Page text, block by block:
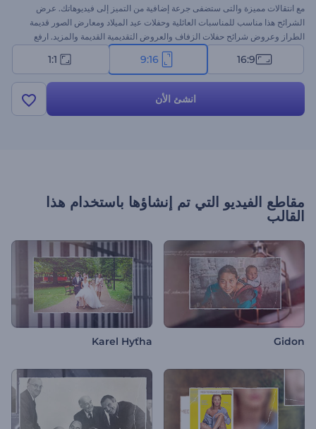
مع انتقالات مميزة والتى ستضفى جرعة إضافية من التميز إلى فيديوهاتك. عرض
الشرائح هذا مناسب للمناسبات العائلية وحفلات عيد الميلاد ومعارض الصور قديمة
الطراز وعروض شرائح حفلات الزفاف والعروض التقديمية القديمة والمزيد. ارفع
صورك المفضلة وغير النص وأضف الموسيقى التى تحبها واضغط على استعراض.
استرجع أجمل لحظاتك الرائعة فى حياتك اليوم مع رندرفورست مجانًا
16:9
9:16
1:1
انشئ الأن
مقاطع الفيديو التي تم إنشاؤها باستخدام هذا
القالب
Gidon
Karel Hyťha